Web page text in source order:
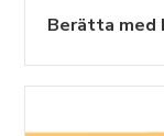
Berätta med